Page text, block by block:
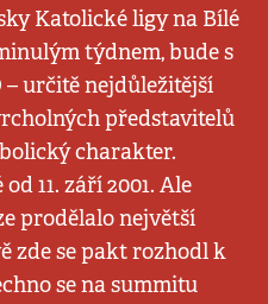
Katolické ligy na Bílé
týdnem, bude s
určitě nejdůležitější
představitelů
charakter.
11. září 2001. Ale
prodělalo největší
zde se pakt rozhodl k
se na summitu